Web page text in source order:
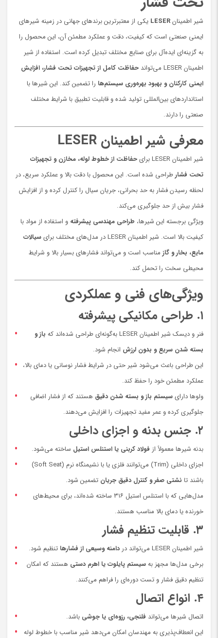
شیر اطمینانLESER یکی از معتبرترین برندهای جهانی در زمینه شیرهای
ایمنی صنعتی است که کیفیت، دقت و عملکرد مطمئن آن، این محصول را
به گزینه‌ای ایده‌آل برای صنایع مختلف تبدیل کرده است. استفاده از شیر
اطمینان LESER می‌تواند
حفاظت کامل از تجهیزات تحت فشار، افزایش
ایمنی کارکنان و بهبود بهره‌وری سیستم‌ها را تضمین کند. این شیرها با
استانداردهای بین‌المللی تولید شده و قابلیت تطبیق با شرایط مختلف
صنعتی را دارند.
معرفی شیر اطمینان LESER
شیر اطمینان LESER برای
حفاظت از خطوط لوله، مخازن و تجهیزات
تحت فشارطراحی شده است. این محصول با دقت بالا و عملکرد سریع، در
لحظه رسیدن فشار به حد بحرانی، جریان سیال را کنترل کرده و از افزایش
فشار بیش از حد جلوگیری می‌کند.
ویژگی برجسته این شیرها، طراحی مهندسی پیشرفته و استفاده از مواد با
کیفیت بالا است. شیر اطمینان LESER در مدل‌های مختلف برای
سیالات
مایع، بخار و گاز مناسب است و می‌تواند فشارهای بسیار بالا و شرایط
محیطی سخت را تحمل کند.
ویژگی‌های فنی و عملکردی
۱. طراحی مکانیکی پیشرفته
فنر و دیسک شیر اطمینان LESER به‌گونه‌ای طراحی شده‌اند که
باز و
بسته شدن سریع و بدون لرزش انجام شود.
این طراحی باعث می‌شود شیر حتی در شرایط فشار نوسانی یا دمای بالا،
عملکرد مطمئن خود را حفظ کند.
ولوها دارایسیستم باز و بسته شدن دقیق هستند که از فشار اضافی
جلوگیری کرده و عمر مفید تجهیزات را افزایش می‌دهند.
۲. جنس بدنه و اجزای داخلی
بدنه شیرها معمولاً از فولاد کربنی یا استنلس استیل ساخته می‌شود.
اجزای داخلی (Trim) می‌توانند فلزی یا با نشیمنگاه نرم (Soft Seat)
باشند تا نشتی صفر و کنترل دقیق جریان تضمین شود.
مدل‌هایی که با استنلس استیل ۳۱۶ ساخته شده‌اند، برای محیط‌های
خورنده یا دمای بالا مناسب هستند.
۳. قابلیت تنظیم فشار
شیر اطمینان LESER می‌تواند در دامنه وسیعی از فشارها تنظیم شود.
برخی مدل‌ها مجهز بهسیستم پایلوت یا اهرم دستی هستند که امکان
تنظیم دقیق فشار و تست دوره‌ای را فراهم می‌کنند.
۴. انواع اتصال
اتصال شیرها می‌تواند فلنجی، رزوه‌ای یا جوشی باشد.
این انعطاف‌پذیری به مهندسان امکان می‌دهد شیر مناسب با خطوط لوله